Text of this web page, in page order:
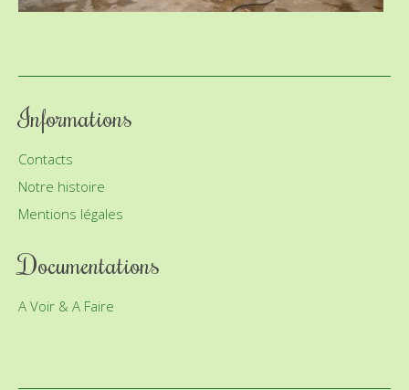
Informations
Contacts
Notre histoire
Mentions légales
Documentations
A Voir & A Faire